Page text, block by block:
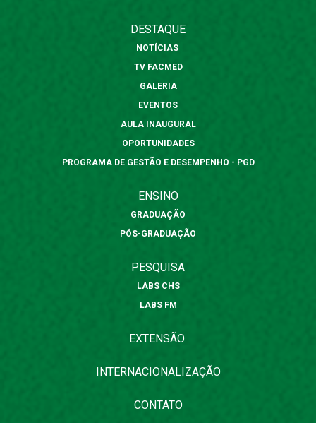
DESTAQUE
NOTÍCIAS
TV FACMED
GALERIA
EVENTOS
AULA INAUGURAL
OPORTUNIDADES
PROGRAMA DE GESTÃO E DESEMPENHO - PGD
ENSINO
GRADUAÇÃO
PÓS-GRADUAÇÃO
PESQUISA
LABS CHS
LABS FM
EXTENSÃO
INTERNACIONALIZAÇÃO
CONTATO